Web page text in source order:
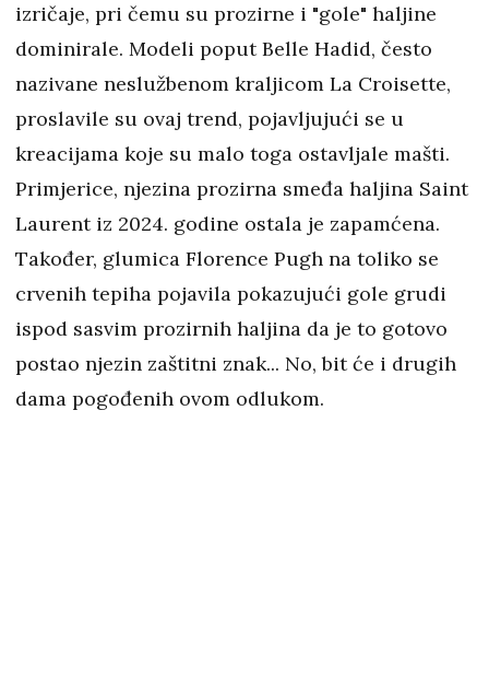
izričaje, pri čemu su prozirne i "gole" haljine
dominirale. Modeli poput Belle Hadid, često
nazivane neslužbenom kraljicom La Croisette,
proslavile su ovaj trend, pojavljujući se u
kreacijama koje su malo toga ostavljale mašti.
Primjerice, njezina prozirna smeđa haljina Saint
Laurent iz 2024. godine ostala je zapamćena.
Također, glumica Florence Pugh na toliko se
crvenih tepiha pojavila pokazujući gole grudi
ispod sasvim prozirnih haljina da je to gotovo
postao njezin zaštitni znak... No, bit će i drugih
dama pogođenih ovom odlukom.